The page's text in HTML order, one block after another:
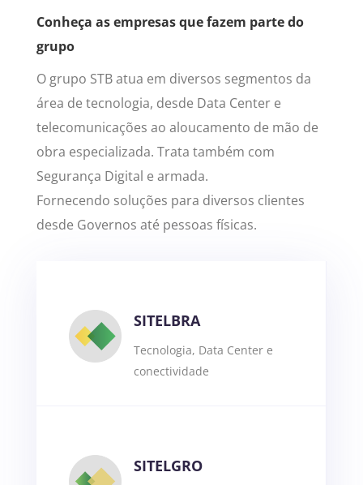
Conheça as empresas que fazem parte do
grupo
O grupo STB atua em diversos segmentos da
área de tecnologia, desde Data Center e
telecomunicações ao aloucamento de mão de
obra especializada. Trata também com
Segurança Digital e armada.
Fornecendo soluções para diversos clientes
desde Governos até pessoas físicas.
SITELBRA
Tecnologia, Data Center e
conectividade
SITELGRO